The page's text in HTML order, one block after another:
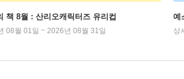
책 8월 : 산리오캐릭터즈 유리컵
08월 01일 ~ 2026년 08월 31일
예
상